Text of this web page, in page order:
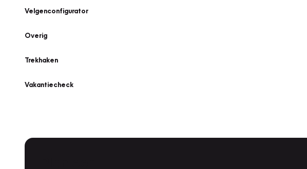
Velgenconfigurator
Overig
Trekhaken
Vakantiecheck